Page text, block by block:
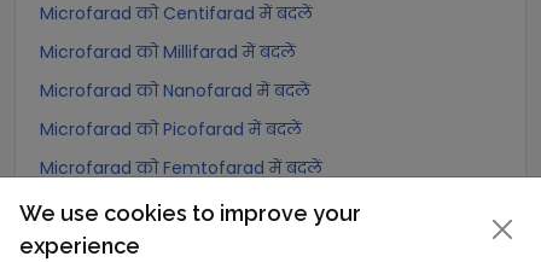
Microfarad को Centifarad में बदलें
Microfarad को Millifarad में बदलें
Microfarad को Nanofarad में बदलें
Microfarad को Picofarad में बदलें
Microfarad को Femtofarad में बदलें
Microfarad को Attoofarad में बदलें
We use cookies to improve your
experience